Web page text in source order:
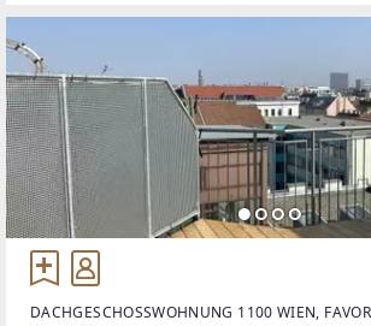
DACHGESCHOSSWOHNUNG 1100 WIEN,